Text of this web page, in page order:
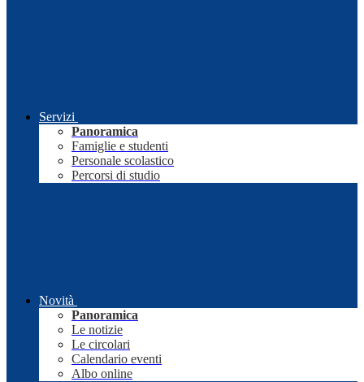
Servizi
Panoramica
Famiglie e studenti
Personale scolastico
Percorsi di studio
Novità
Panoramica
Le notizie
Le circolari
Calendario eventi
Albo online